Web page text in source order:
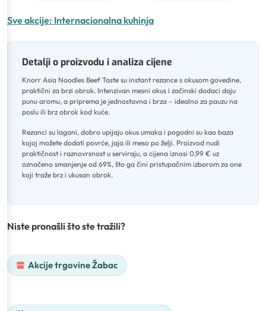
Sve akcije: Internacionalna kuhinja
Detalji o proizvodu i analiza cijene
Knorr Asia Noodles Beef Taste su instant rezance s okusom govedine,
praktični za brzi obrok. Intenzivan mesni okus i začinski dodaci daju
punu aromu, a priprema je jednostavna i brza – idealno za pauzu na
poslu ili brz obrok kod kuće.
Rezanci su lagani, dobro upijaju okus umaka i pogodni su kao baza
kojoj možete dodati povrće, jaja ili meso po želji. Proizvod nudi
praktičnost i raznovrsnost u serviraju, a cijena iznosi 0,99 € uz
označeno smanjenje od 69%, što ga čini pristupačnim izborom za one
koji traže brz i ukusan obrok.
Niste pronašli što ste tražili?
Akcije trgovine Žabac